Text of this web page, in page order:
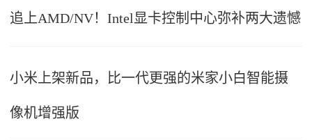
追上AMD/NV！Intel显卡控制中心弥补两大遗憾
小米上架新品，比一代更强的米家小白智能摄
像机增强版